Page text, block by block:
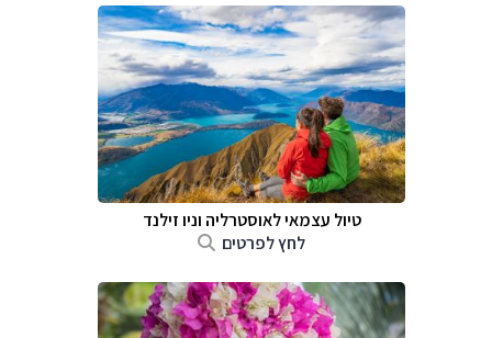
טיול עצמאי לאוסטרליה וניו זילנד
לחץ לפרטים